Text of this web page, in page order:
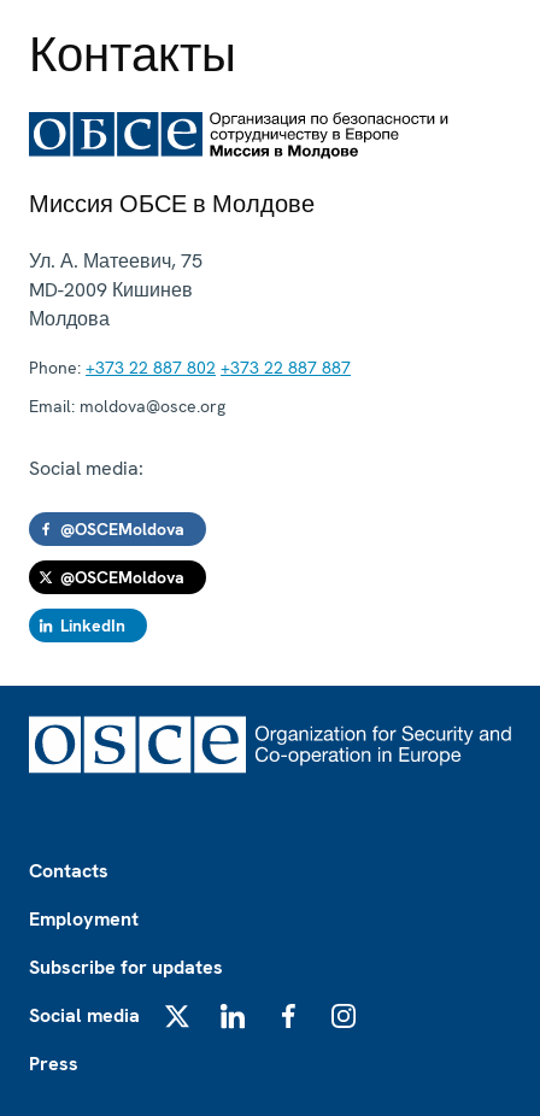
Контакты
Миссия ОБСЕ в Молдове
Ул. А. Матеевич, 75
MD-2009 Кишинев
Молдова
Phone: +373 22 887 802 +373 22 887 887
Email: moldova@osce.org
Social media:
@OSCEMoldova
@OSCEMoldova
LinkedIn
Contacts
Employment
Subscribe for updates
Social media
Press